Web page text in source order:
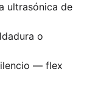
ultrasónica de
o
— flex